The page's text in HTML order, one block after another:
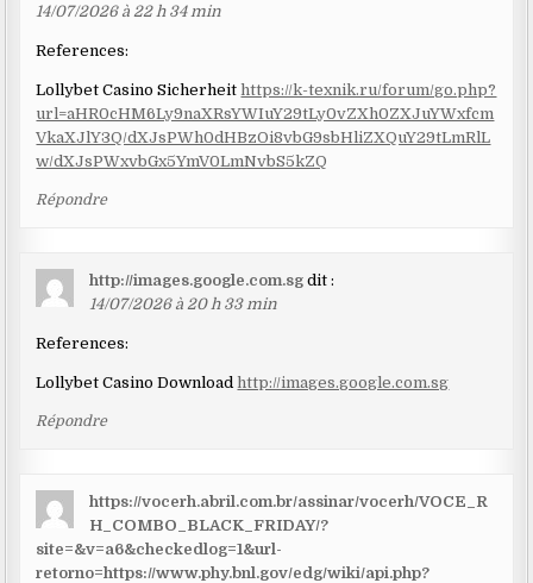
14/07/2026 à 22 h 34 min
References:
Lollybet Casino Sicherheithttps://k-texnik.ru/forum/go.php?
url=aHR0cHM6Ly9naXRsYWIuY29tLy0vZXh0ZXJuYWxfcm
VkaXJlY3Q/dXJsPWh0dHBzOi8vbG9sbHliZXQuY29tLmRlL
w/dXJsPWxvbGx5YmV0LmNvbS5kZQ
Répondre
http://images.google.com.sg dit :
14/07/2026 à 20 h 33 min
References:
Lollybet Casino Download http://images.google.com.sg
Répondre
https://vocerh.abril.com.br/assinar/vocerh/VOCE_R
H_COMBO_BLACK_FRIDAY/?
site=&v=a6&checkedlog=1&url-
retorno=https://www.phy.bnl.gov/edg/wiki/api.php?